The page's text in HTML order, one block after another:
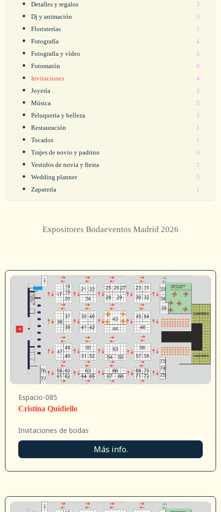
Detalles y regalos
3
Dj y animación
3
Floristerías
1
Fotografía
4
Fotografía y vídeo
5
Fotomatón
8
Invitaciones
4
Joyería
3
Música
5
Peluquería y belleza
3
Restauración
1
Tocados
1
Trajes de novio y padrino
3
Vestidos de novia y fiesta
2
Wedding planner
5
Zapatería
1
Expositores Bodaeventos Madrid 2026
Espacio-085
Cristina Quidiello
Invitaciones de bodas
Más info.